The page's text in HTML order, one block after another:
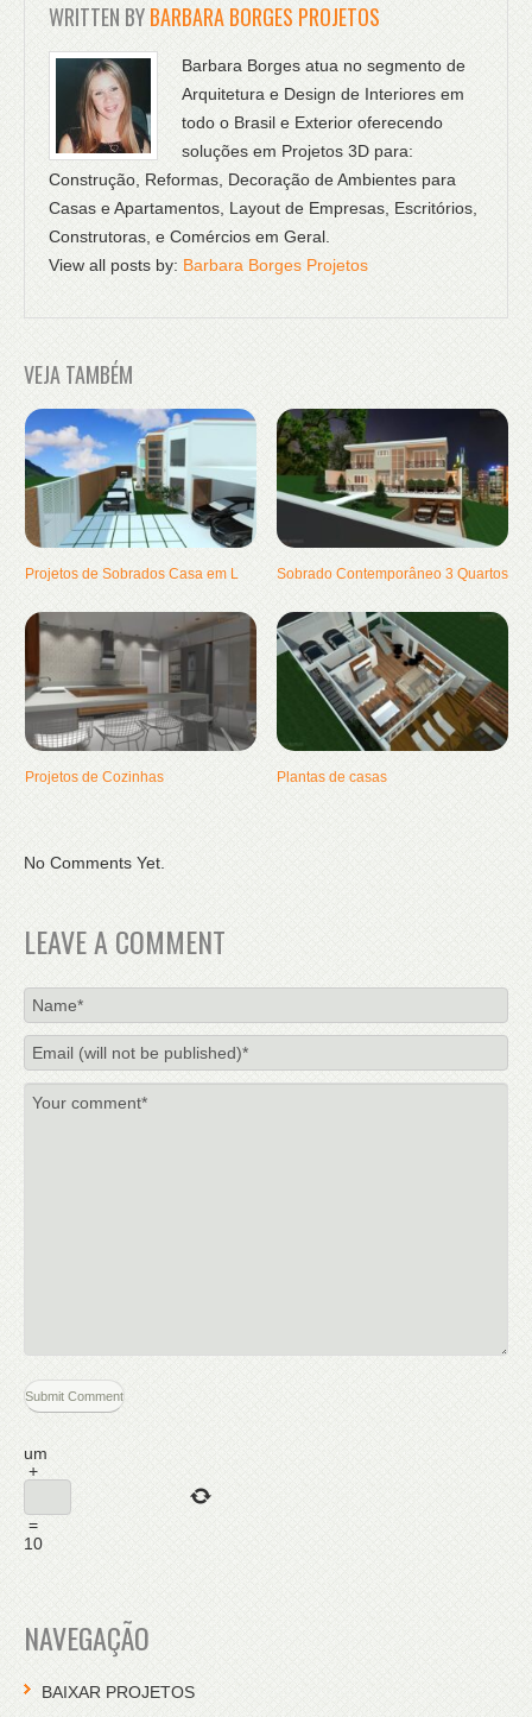
WRITTEN BYBARBARA BORGES PROJETOS
Barbara Borges atua no segmento de
Arquitetura e Design de Interiores em
todo o Brasil e Exterior oferecendo
soluções em Projetos 3D para:
Construção, Reformas, Decoração de Ambientes para
Casas e Apartamentos, Layout de Empresas, Escritórios,
Construtoras, e Comércios em Geral.
View all posts by: Barbara Borges Projetos
VEJA TAMBÉM
Projetos de Sobrados Casa em L Sobrado Contemporâneo 3 Quartos
Projetos de Cozinhas Plantas de casas
No Comments Yet.
LEAVE A COMMENT
um
+
=
10
NAVEGAÇÃO
BAIXAR PROJETOS